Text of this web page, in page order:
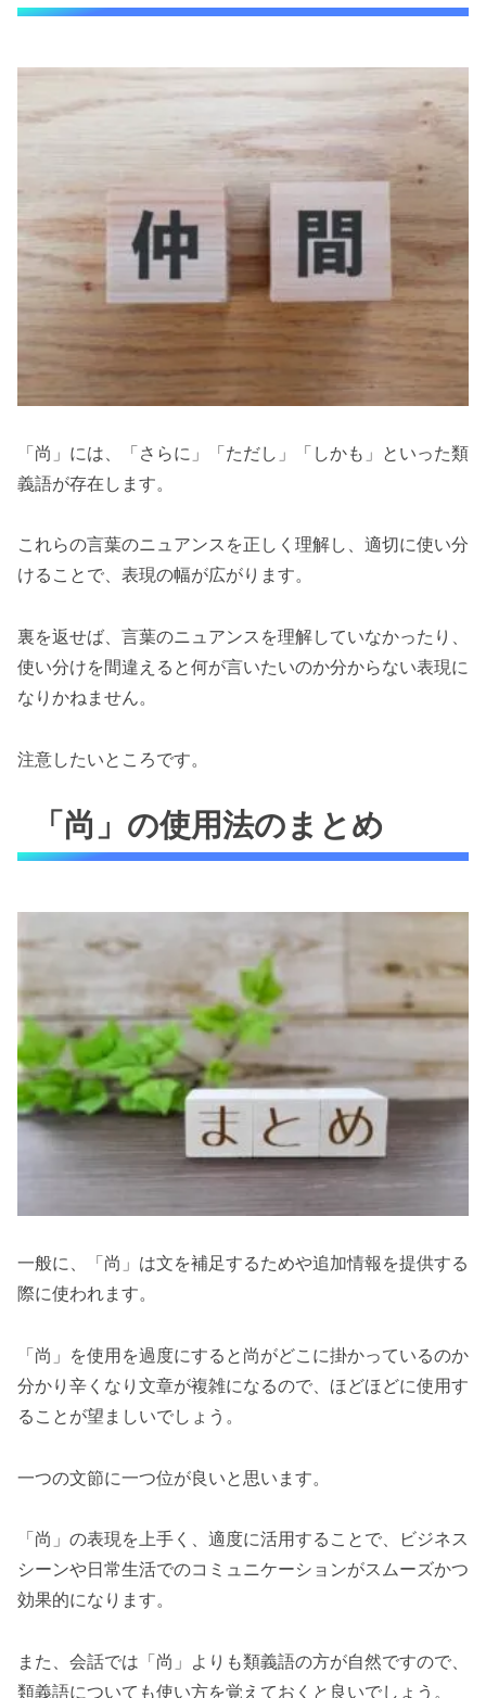
「尚」には、「さらに」「ただし」「しかも」といった類
義語が存在します。
これらの言葉のニュアンスを正しく理解し、適切に使い分
けることで、表現の幅が広がります。
裏を返せば、言葉のニュアンスを理解していなかったり、
使い分けを間違えると何が言いたいのか分からない表現に
なりかねません。
注意したいところです。
「尚」の使用法のまとめ
一般に、「尚」は文を補足するためや追加情報を提供する
際に使われます。
「尚」を使用を過度にすると尚がどこに掛かっているのか
分かり辛くなり文章が複雑になるので、ほどほどに使用す
ることが望ましいでしょう。
一つの文節に一つ位が良いと思います。
「尚」の表現を上手く、適度に活用することで、ビジネス
シーンや日常生活でのコミュニケーションがスムーズかつ
効果的になります。
また、会話では「尚」よりも類義語の方が自然ですので、
類義語についても使い方を覚えておくと良いでしょう。